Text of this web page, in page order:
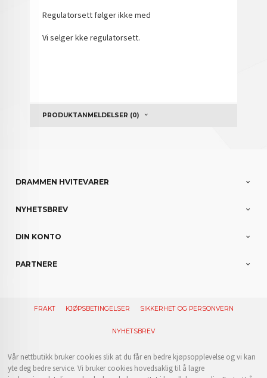
Regulatorsett følger ikke med
Vi selger kke regulatorsett.
PRODUKTANMELDELSER (0)
DRAMMEN HVITEVARER
NYHETSBREV
DIN KONTO
PARTNERE
FRAKT KJØPSBETINGELSER SIKKERHET OG PERSONVERN
NYHETSBREV
Vår nettbutikk bruker cookies slik at du får en bedre kjøpsopplevelse og vi kan
yte deg bedre service. Vi bruker cookies hovedsaklig til å lagre